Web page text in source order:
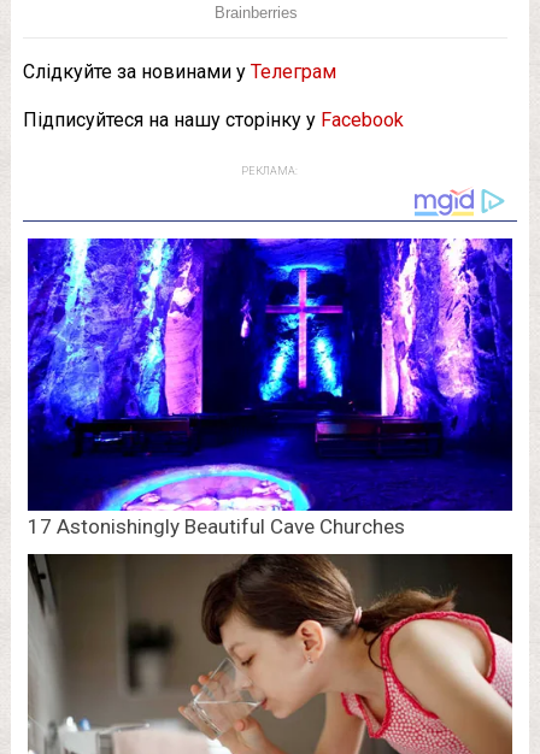
Слідкуйте за новинами у Телеграм
Підписуйтеся на нашу сторінку у Facebook
РЕКЛАМА: